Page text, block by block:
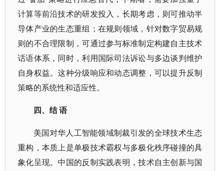
计算等前沿技术的研发投入，长期考虑，则可推动半
导体产业的生态重组；在规则领域，针对数字贸易规
则的不合理限制，可通过参与标准制定构建自主技术
话语体系，同时，利用国际司法诉讼与多边谈判维护
自身权益。这种分级响应和动态调整，可以提升反制
策略的系统性和适应性。
四、结语
美国对华人工智能领域制裁引发的全球技术生态
重构，本质上是单极技术霸权与多极化秩序碰撞的具
象化呈现。中国的反制实践表明，技术自主创新与国